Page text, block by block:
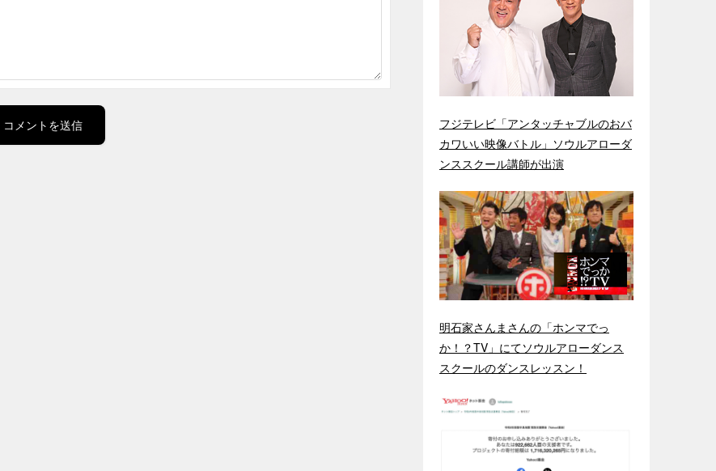
フジテレビ「アンタッチャブルのおバ
カワいい映像バトル」ソウルアローダ
ンススクール講師が出演
明石家さんまさんの「ホンマでっ
か！？TV」にてソウルアローダンス
スクールのダンスレッスン！